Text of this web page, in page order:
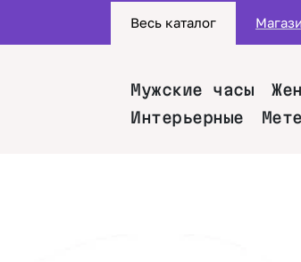
Весь каталог
Мужские часы
Интерьерные